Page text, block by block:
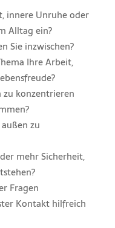
innere Unruhe oder
Alltag ein?
Sie inzwischen?
Ihre Arbeit,
zu konzentrieren
zu
mehr Sicherheit,
Fragen
Kontakt hilfreich